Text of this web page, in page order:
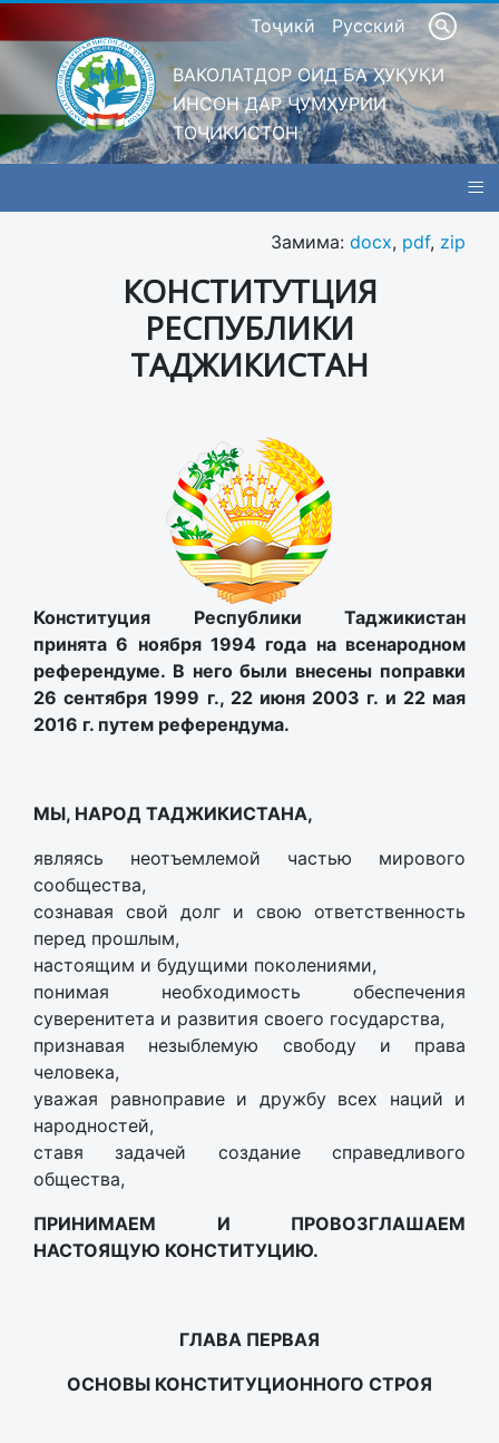
Тоҷикӣ Русский
ВАКОЛАТДОР ОИД БА ҲУҚУҚИ
ИНСОН ДАР ҶУМҲУРИИ
ТОҶИКИСТОН
≡
Замима: docx, pdf, zip
КОНСТИТУТЦИЯ
РЕСПУБЛИКИ
ТАДЖИКИСТАН
Конституция Республики Таджикистан
принята 6 ноября 1994 года на всенародном
референдуме. В него были внесены поправки
26 сентября 1999 г., 22 июня 2003 г. и 22 мая
2016 г. путем референдума.
МЫ, НАРОД ТАДЖИКИСТАНА,
являясь неотъемлемой частью мирового
сообщества,
сознавая свой долг и свою ответственность
перед прошлым,
настоящим и будущими поколениями,
понимая необходимость обеспечения
суверенитета и развития своего государства,
признавая незыблемую свободу и права
человека,
уважая равноправие и дружбу всех наций и
народностей,
ставя задачей создание справедливого
общества,
ПРИНИМАЕМ И ПРОВОЗГЛАШАЕМ
НАСТОЯЩУЮ КОНСТИТУЦИЮ.
ГЛАВА ПЕРВАЯ
ОСНОВЫ КОНСТИТУЦИОННОГО СТРОЯ